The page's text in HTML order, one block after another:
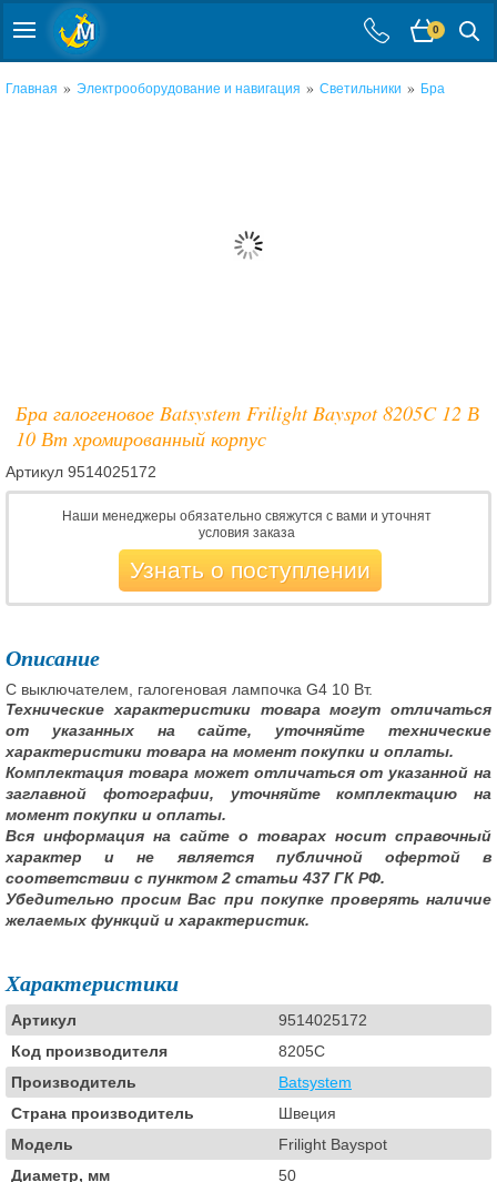
0
Главная » Электрооборудование и навигация » Светильники » Бра
Бра галогеновое Batsystem Frilight Bayspot 8205C 12 В
10 Вт хромированный корпус
Артикул 9514025172
Наши менеджеры обязательно свяжутся с вами и уточнят
условия заказа
Узнать о поступлении
Описание
С выключателем, галогеновая лампочка G4 10 Вт.
Технические характеристики товара могут отличаться
от указанных на сайте, уточняйте технические
характеристики товара на момент покупки и оплаты.
Комплектация товара может отличаться от указанной на
заглавной фотографии, уточняйте комплектацию на
момент покупки и оплаты.
Вся информация на сайте о товарах носит справочный
характер и не является публичной офертой в
соответствии с пунктом 2 статьи 437 ГК РФ.
Убедительно просим Вас при покупке проверять наличие
желаемых функций и характеристик.
Характеристики
Артикул
9514025172
Код производителя
8205C
Производитель
Batsystem
Страна производитель
Швеция
Модель
Frilight Bayspot
Диаметр, мм
50